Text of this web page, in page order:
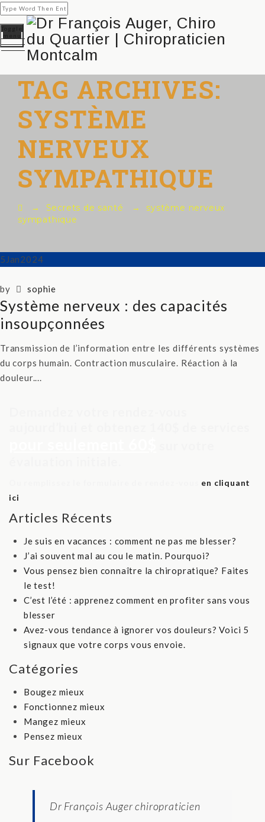
Toggle
TAG ARCHIVES:
SYSTÈME
NERVEUX
SYMPATHIQUE
→ Secrets de santé → système nerveux
sympathique
5 Jan2024
by sophie
Système nerveux : des capacités
insoupçonnées
Transmission de l’information entre les différents systèmes
du corps humain. Contraction musculaire. Réaction à la
douleur....
en cliquant
ici
Articles Récents
Je suis en vacances : comment ne pas me blesser?
J’ai souvent mal au cou le matin. Pourquoi?
Vous pensez bien connaître la chiropratique? Faites
le test!
C’est l’été : apprenez comment en profiter sans vous
blesser
Avez-vous tendance à ignorer vos douleurs? Voici 5
signaux que votre corps vous envoie.
Catégories
Bougez mieux
Fonctionnez mieux
Mangez mieux
Pensez mieux
Sur Facebook
Dr François Auger chiropraticien